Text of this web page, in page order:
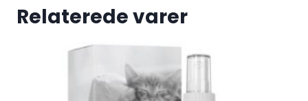
Relaterede varer